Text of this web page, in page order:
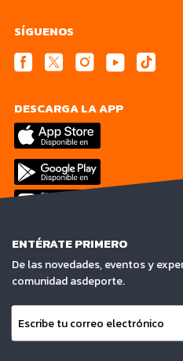
SÍGUENOS
DESCARGA LA APP
ENTÉRATE PRIMERO
De las novedades, eventos y
comunidad asdeporte.